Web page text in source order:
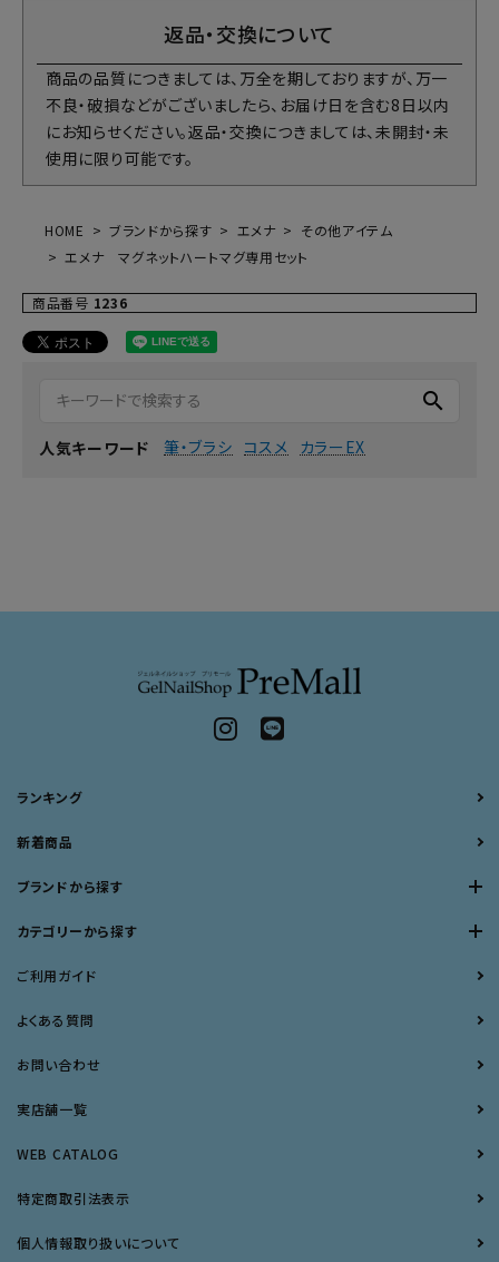
返品・交換について
商品の品質につきましては、万全を期しておりますが、万一
不良・破損などがございましたら、お届け日を含む8日以内
にお知らせください。返品・交換につきましては、未開封・未
使用に限り可能です。
HOME ブランドから探す エメナ
その他アイテム
エメナ マグネットハートマグ専用セット
商品番号 1236
search
人気キーワード 筆・ブラシ コスメ カラーEX
ランキング
新着商品
ブランドから探す
カテゴリーから探す
ご利用ガイド
よくある質問
お問い合わせ
実店舗一覧
WEB CATALOG
特定商取引法表示
個人情報取り扱いについて